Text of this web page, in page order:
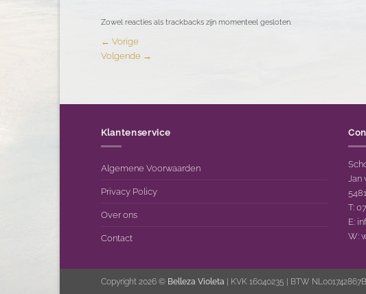
Zowel reacties als trackbacks zijn momenteel gesloten.
← Vorige
Volgende →
Klantenservice
Algemene Voorwaarden
Privacy Policy
Over ons
Contact
T:
E:
W:
Copyright 2026 © Belleza Violeta | KVK 16040235 | BTW